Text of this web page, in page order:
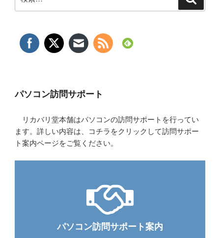
索:
パソコン訪問サポート
リカバリ堂本舗はパソコンの訪問サポートを行ってい
ます。詳しい内容は、コチラをクリックして訪問サポー
ト案内ページをご覧ください。
パソコン訪問サポート案内